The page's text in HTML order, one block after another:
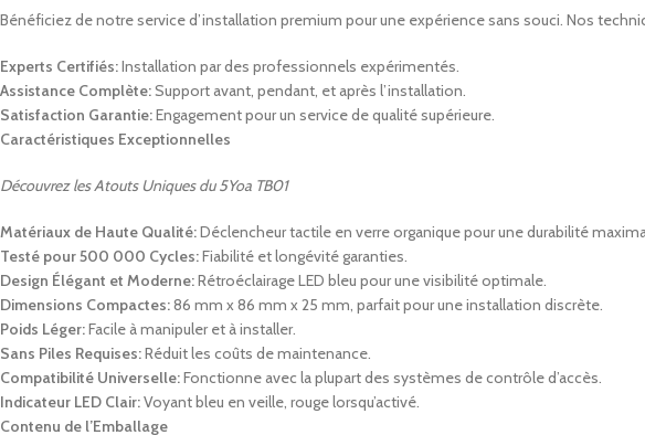
Bénéficiez de notre service d’installation premium pour une expérience sans souci. Nos
Experts Certifiés:Installation par des professionnels expérimentés.
Assistance Complète:Support avant, pendant, et après l’installation.
Satisfaction Garantie:Engagement pour un service de qualité supérieure.
Caractéristiques Exceptionnelles
Découvrez les Atouts Uniques du 5Yoa TB01
Matériaux de Haute Qualité:Déclencheur tactile en verre organique pour une durabilité
Testé pour 500 000 Cycles:Fiabilité et longévité garanties.
Design Élégant et Moderne:Rétroéclairage LED bleu pour une visibilité optimale.
Dimensions Compactes:86 mm x 86 mm x 25 mm, parfait pour une installation discrète.
Poids Léger:Facile à manipuler et à installer.
Sans Piles Requises:Réduit les coûts de maintenance.
Compatibilité Universelle:Fonctionne avec la plupart des systèmes de contrôle d’accès.
Indicateur LED Clair:Voyant bleu en veille, rouge lorsqu’activé.
Contenu de l’Emballage